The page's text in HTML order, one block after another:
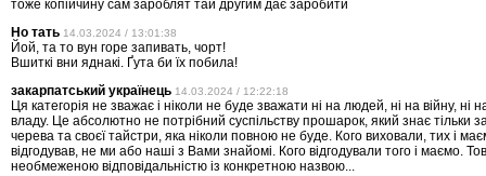
тоже копійчину сам зароблят тай другим дає заробити
Но тать 14.03.2024 / 13:01:38
Йой, та то вун горе запивать, чорт!
Вшиткі вни яднакі. Ґута би їх побила!
закарпатський українець 14.03.2024 / 12:22:18
Ця категорія не зважає і ніколи не буде зважати ні на людей, ні на війну, ні
владу. Це абсолютно не потрібний суспільству прошарок, який знає тільки
черева та своєї тайстри, яка ніколи повною не буде. Кого виховали, тих і
відгодував, не ми або наші з Вами знайомі. Кого відгодували того і маємо.
необмеженою відповідальністю із конкретною назвою...